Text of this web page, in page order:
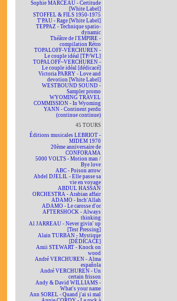
Sophie MARCEAU - Certitude
[White Label]
STOFFEL & FILS 1950-1975
T'PAU - Rage [White Label]
TEPPAZ - Technique spatio-
dynamic
Théâtre de l'EMPIRE -
compilation Rétro
TOPALOFF-VERCHUREN -
Le couple idéal [TP/WL]
TOPALOFF~VERCHUREN -
Le couple idéal [dédicacé]
Victoria PARRY - Love and
devotion [White Label]
WESTBOUND SOUND -
Sampler promo
WYOMING TRAVEL
COMMISSION - In Wyoming
YANN - Continent perdu
(continue continue)
45 TOURS
Éditions musicales LEBRIOT -
MIDEM 1970
20ème anniversaire de
CONFORAMA
5000 VOLTS - Motion man /
Bye love
ABC - Poison arrow
Abdel DJELIL - Elle passe sa
vie en voyage
ABDUL HASSAN
ORCHESTRA - Arabian affair
ADAMO - Inch'Allah
ADAMO - Le carosse d'or
AFTERSHOCK - Always
thinking
Al JARREAU - Never givin' up
[Test Pressing]
Alain TURBAN - Mystique
[DÉDICACÉ]
Amii STEWART - Knock on
wood
André VERCHUREN - Alma
española
André VERCHUREN - Un
certain frisson
Andy & David WILLIAMS -
What's your name
Ann SOREL - Quand j'ai si mal